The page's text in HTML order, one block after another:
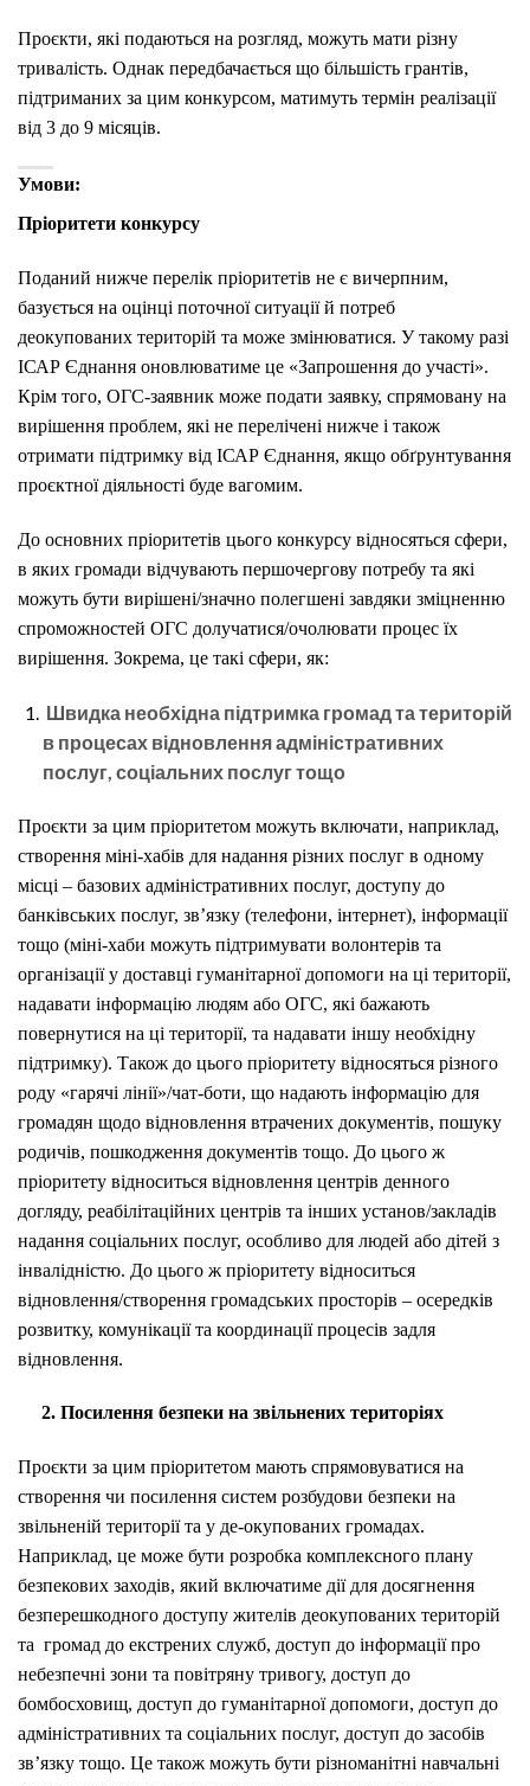
Проєкти, які подаються на розгляд, можуть мати різну
тривалість. Однак передбачається що більшість грантів,
підтриманих за цим конкурсом, матимуть термін реалізації
від 3 до 9 місяців.
Умови:
Пріоритети конкурсу
Поданий нижче перелік пріоритетів не є вичерпним,
базується на оцінці поточної ситуації й потреб
деокупованих територій та може змінюватися. У такому разі
ІСАР Єднання оновлюватиме це «Запрошення до участі».
Крім того, ОГС-заявник може подати заявку, спрямовану на
вирішення проблем, які не перелічені нижче і також
отримати підтримку від ІСАР Єднання, якщо обґрунтування
проєктної діяльності буде вагомим.
До основних пріоритетів цього конкурсу відносяться сфери,
в яких громади відчувають першочергову потребу та які
можуть бути вирішені/значно полегшені завдяки зміцненню
спроможностей ОГС долучатися/очолювати процес їх
вирішення. Зокрема, це такі сфери, як:
Швидка необхідна підтримка громад та територій
в процесах відновлення адміністративних
послуг, соціальних послуг тощо
Проєкти за цим пріоритетом можуть включати, наприклад,
створення міні-хабів для надання різних послуг в одному
місці – базових адміністративних послуг, доступу до
банківських послуг, зв’язку (телефони, інтернет), інформації
тощо (міні-хаби можуть підтримувати волонтерів та
організації у доставці гуманітарної допомоги на ці території,
надавати інформацію людям або ОГС, які бажають
повернутися на ці території, та надавати іншу необхідну
підтримку). Також до цього пріоритету відносяться різного
роду «гарячі лінії»/чат-боти, що надають інформацію для
громадян щодо відновлення втрачених документів, пошуку
родичів, пошкодження документів тощо. До цього ж
пріоритету відноситься відновлення центрів денного
догляду, реабілітаційних центрів та інших установ/закладів
надання соціальних послуг, особливо для людей або дітей з
інвалідністю. До цього ж пріоритету відноситься
відновлення/cтворення громадських просторів – осередків
розвитку, комунікації та координації процесів задля
відновлення.
2. Посилення безпеки на звільнених територіях
Проєкти за цим пріоритетом мають спрямовуватися на
створення чи посилення систем розбудови безпеки на
звільненій території та у де-окупованих громадах.
Наприклад, це може бути розробка комплексного плану
безпекових заходів, який включатиме дії для досягнення
безперешкодного доступу жителів деокупованих територій
та громад до екстрених служб, доступ до інформації про
небезпечні зони та повітряну тривогу, доступ до
бомбосховищ, доступ до гуманітарної допомоги, доступ до
адміністративних та соціальних послуг, доступ до засобів
зв’язку тощо. Це також можуть бути різноманітні навчальні